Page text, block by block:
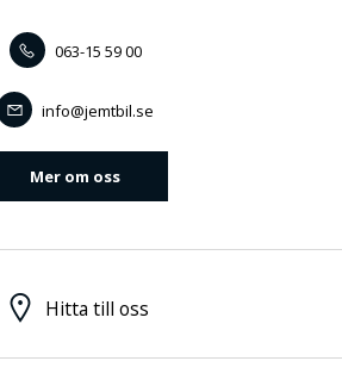
063-15 59 00
info@jemtbil.se
Mer om oss
Hitta till oss